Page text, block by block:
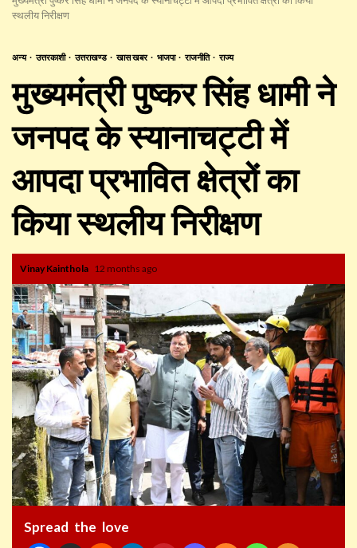
स्थलीय निरीक्षण
अन्य उत्तरकाशी उत्तराखण्ड खास खबर भाजपा राजनीति राज्य
मुख्यमंत्री पुष्कर सिंह धामी ने
जनपद के स्यानाचट्टी में
आपदा प्रभावित क्षेत्रों का
किया स्थलीय निरीक्षण
Vinay Kainthola 12 months ago
Spread the love